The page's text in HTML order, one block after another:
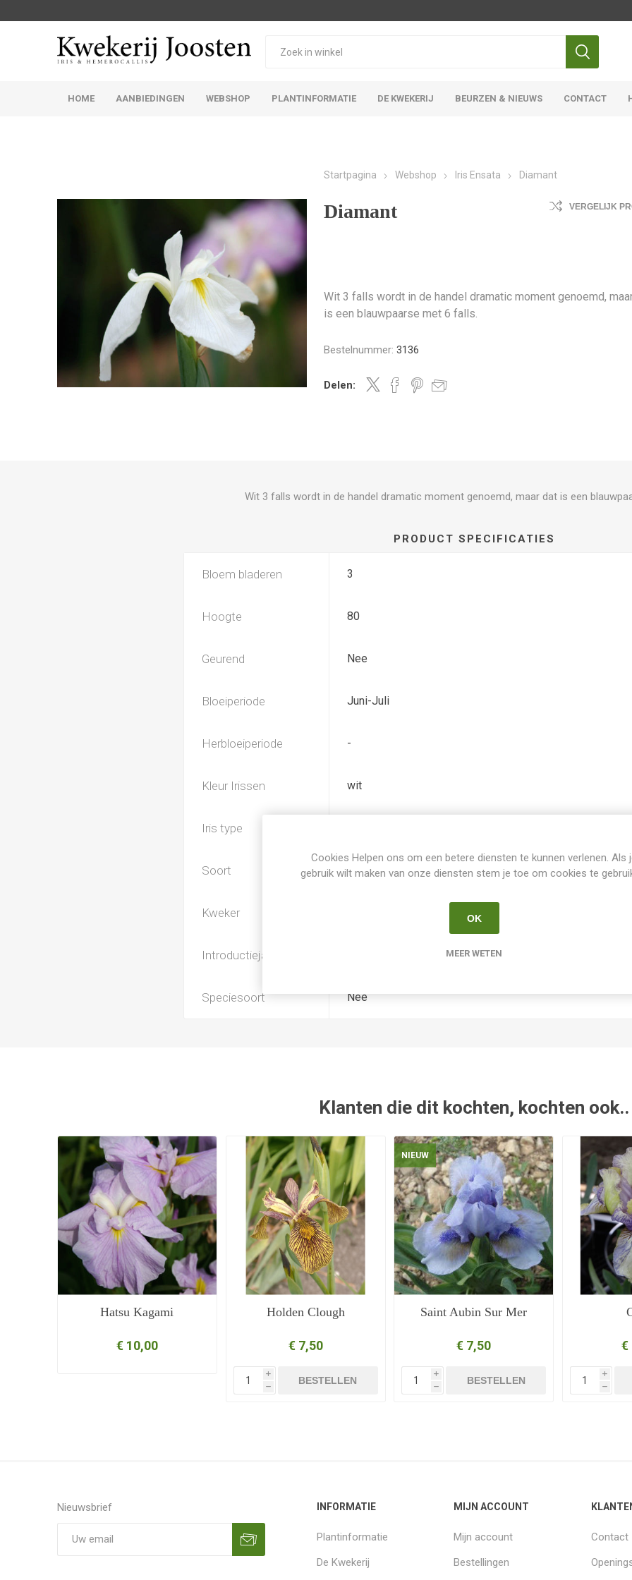
HOME AANBIEDINGEN WEBSHOP PLANTINFORMATIE DE KWEKERIJ BEURZEN & NIEUWS CONTACT
Startpagina Webshop Iris Ensata Diamant
Diamant VERGELIJK
Wit 3 falls wordt in de handel dramatic moment genoemd,
is een blauwpaarse met 6 falls.
Bestelnummer: 3136
Delen:
Wit 3 falls wordt in de handel dramatic moment genoemd, maar dat is een
PRODUCT SPECIFICATIES
Bloem bladeren 3
Hoogte 80
Geurend Nee
Bloeiperiode Juni-Juli
Herbloeiperiode -
Kleur Irissen wit
Iris type
Soort Iris Ensata
Kweker
Introductiejaar
Speciesoort Nee
Klanten die dit kochten, kochten ook..
Hatsu Kagami
€ 10,00
Holden Clough
€ 7,50
i
h
BESTELLEN
NIEUW
Saint Aubin Sur Mer
€ 7,50
i
h
BESTELLEN
€
i
h
Nieuwsbrief INFORMATIE
Plantinformatie
De Kwekerij
MIJN ACCOUNT
Mijn account
Bestellingen
Contact
Cookies Helpen ons om een betere diensten te kunnen verlenen. Als
gebruik wilt maken van onze diensten stem je toe om cookies te
OK
MEER WETEN